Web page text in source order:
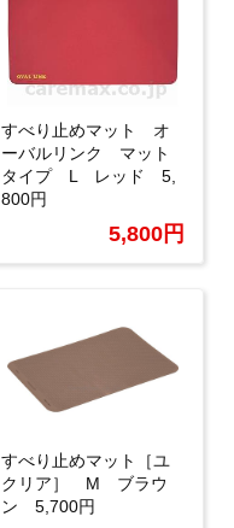
すべり止めマット オ
ーバルリンク マット
タイプ L レッド 5,
800円
5,800円
すべり止めマット［ユ
クリア］ M ブラウ
ン 5,700円